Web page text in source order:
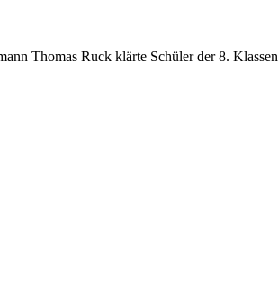
Thomas Ruck klärte Schüler der 8. Klassen